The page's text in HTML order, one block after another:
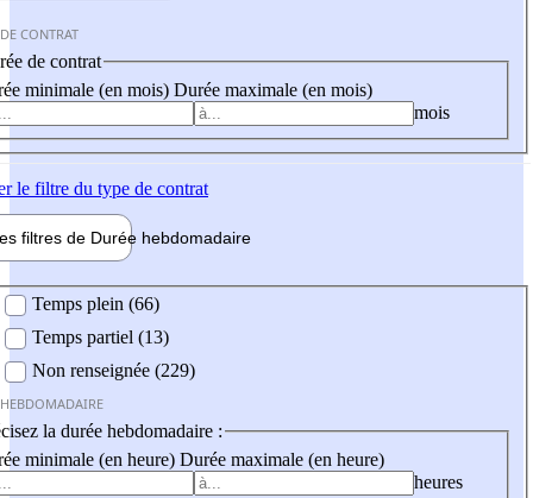
CONTRAT
de contrat
minimale (en mois) Durée maximale (en mois)
mois
le filtre du type de contrat
filtres de Durée hebdomadaire
Temps plein (66)
Temps partiel (13)
Non renseignée (229)
la durée hebdomadaire :
minimale (en heure) Durée maximale (en heure)
heures